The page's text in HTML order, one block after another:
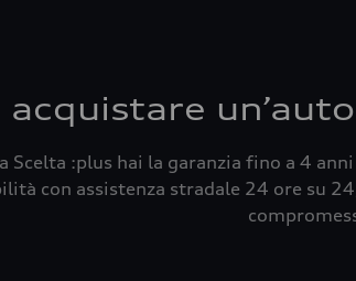
acquistare
Scelta :plus hai la garanzia fino a 4
con assistenza stradale 24 ore su